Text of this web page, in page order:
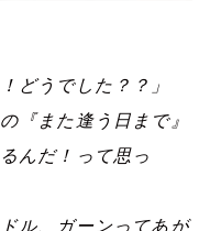
どうでした？？」
『また逢う日まで』
んだ！って思っ
ル、
ガーンってあが